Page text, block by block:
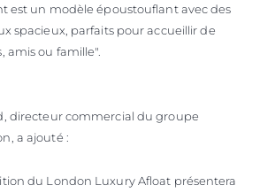
est un modèle époustouflant avec des
spacieux, parfaits pour accueillir de
invités, amis ou famille".
directeur commercial du groupe
London, a ajouté :
du London Luxury Afloat présentera